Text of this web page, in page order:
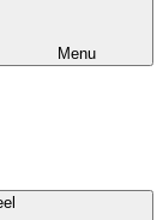
Menu